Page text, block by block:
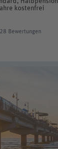
kostenfrei
Bewertungen